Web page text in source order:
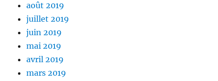
août 2019
juillet 2019
juin 2019
mai 2019
avril 2019
mars 2019